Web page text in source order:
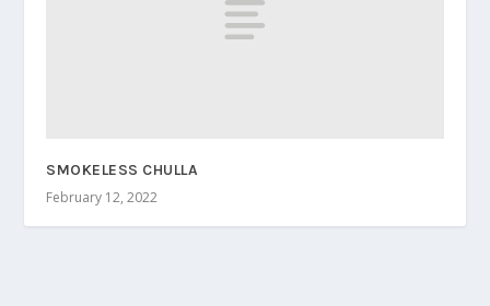
SMOKELESS CHULLA
February 12, 2022